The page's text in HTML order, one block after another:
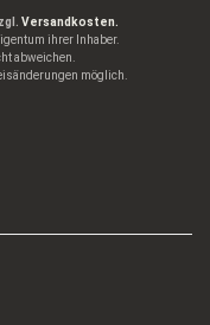
Versandkosten.
ihrer Inhaber.
abweichen.
möglich.